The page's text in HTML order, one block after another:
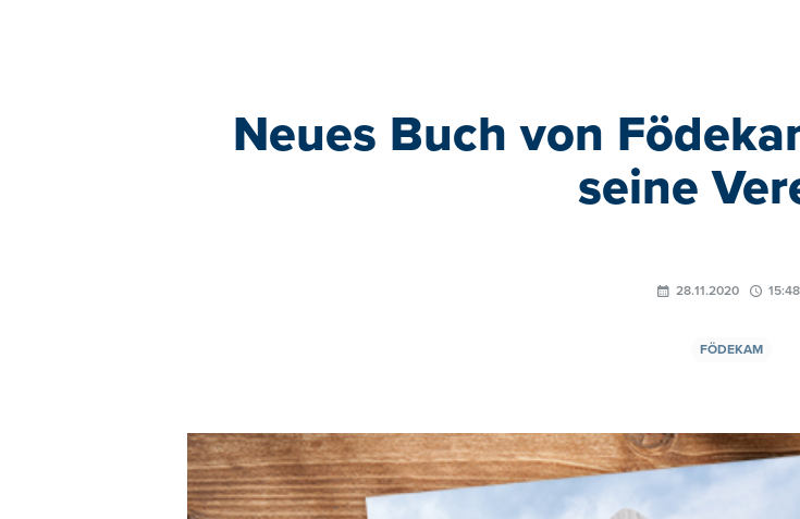
Neues Buch von
seine
28.11.2020 15:48
FÖDEKAM